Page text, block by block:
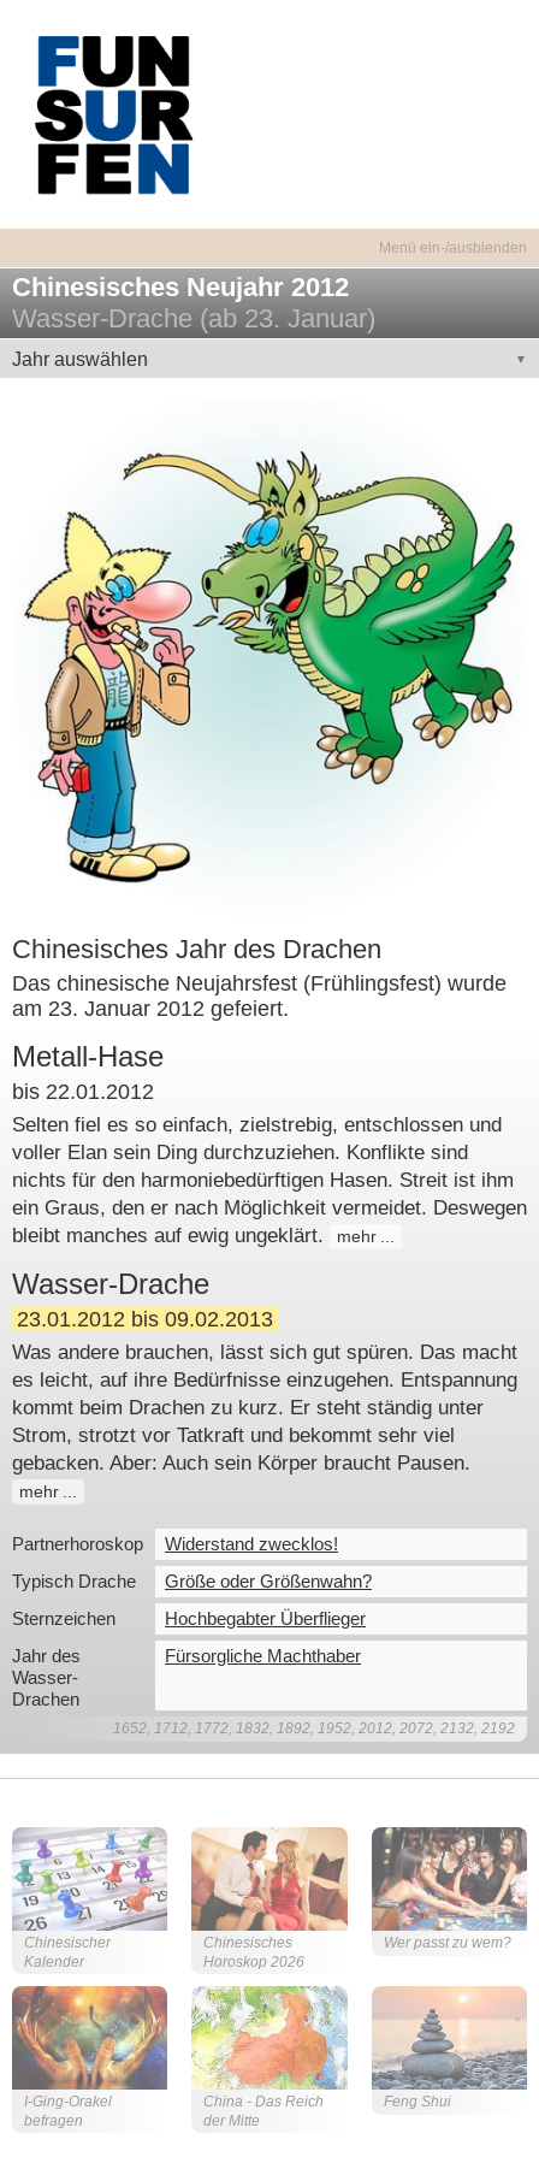
Chinesisches Neujahr 2012
Wasser-Drache (ab 23. Januar)
Jahr auswählen
Chinesisches Jahr des Drachen
Das chinesische Neujahrsfest (Frühlingsfest) wurde
am 23. Januar 2012 gefeiert.
Metall-Hase
bis 22.01.2012
Selten fiel es so einfach, zielstrebig, entschlossen und
voller Elan sein Ding durchzuziehen. Konflikte sind
nichts für den harmoniebedürftigen Hasen. Streit ist ihm
ein Graus, den er nach Möglichkeit vermeidet. Deswegen
bleibt manches auf ewig ungeklärt.
mehr
Wasser-Drache
23.01.2012 bis 09.02.2013
Was andere brauchen, lässt sich gut spüren. Das macht
es leicht, auf ihre Bedürfnisse einzugehen. Entspannung
kommt beim Drachen zu kurz. Er steht ständig unter
Strom, strotzt vor Tatkraft und bekommt sehr viel
gebacken. Aber: Auch sein Körper braucht Pausen.
mehr
Partnerhoroskop
Widerstand zwecklos!
Typisch Drache
Größe oder Größenwahn?
Sternzeichen
Hochbegabter Überflieger
Jahr des
Wasser-
Drachen
Fürsorgliche Machthaber
1652, 1712, 1772, 1832, 1892, 1952, 2012, 2072, 2132, 2192
Chinesischer
Kalender
Chinesisches
Horoskop 2026
Wer passt zu wem?
I-Ging-Orakel
befragen
China - Das Reich
der Mitte
Feng Shui